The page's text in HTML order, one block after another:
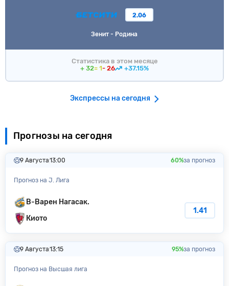
2.06
Зенит - Родина
Статистика в этом месяце
+ 32= 1- 26 +37.15%
Экспрессы на сегодня
Прогнозы на сегодня
9 Августа13:00 60%за прогноз
Прогноз на J. Лига
В-Варен Нагасак.
Киото
1.41
9 Августа13:15 95%за прогноз
Прогноз на Высшая лига